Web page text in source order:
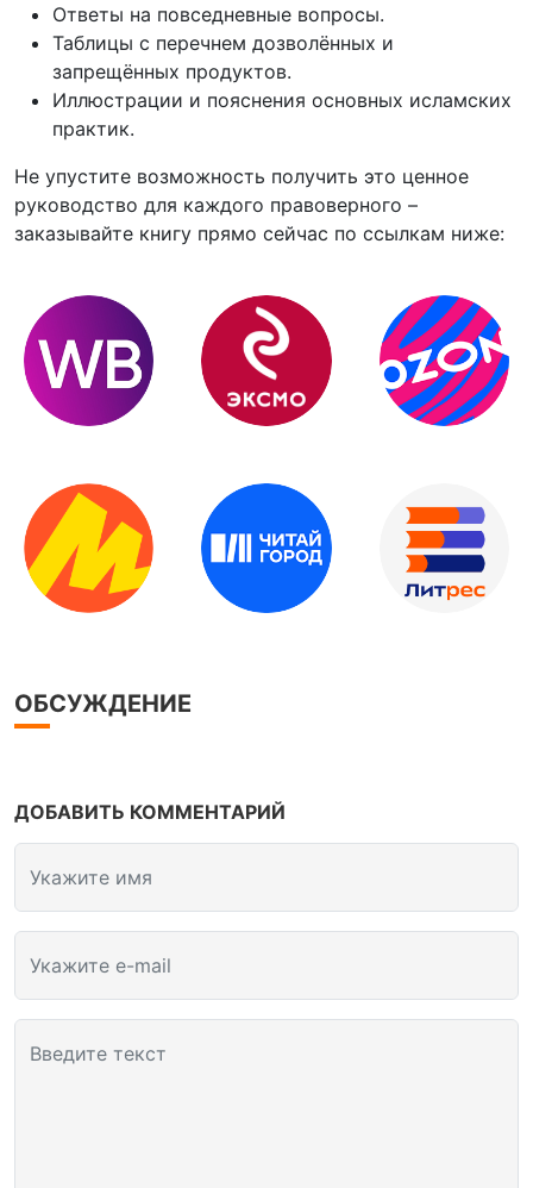
Ответы на повседневные вопросы.
Таблицы с перечнем дозволённых и
запрещённых продуктов.
Иллюстрации и пояснения основных исламских
практик.
Не упустите возможность получить это ценное
руководство для каждого правоверного –
заказывайте книгу прямо сейчас по ссылкам ниже:
ОБСУЖДЕНИЕ
ДОБАВИТЬ КОММЕНТАРИЙ
Укажите имя
Укажите e-mail
Введите текст